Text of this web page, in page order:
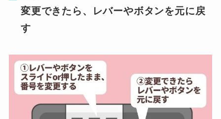
変更できたら、レバーやボタンを元に戻
す